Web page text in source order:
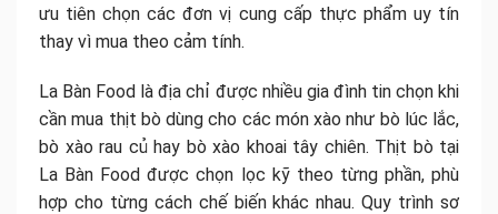
ưu tiên chọn các đơn vị cung cấp thực phẩm uy tín
thay vì mua theo cảm tính.
La Bàn Food là địa chỉ được nhiều gia đình tin chọn khi
cần mua thịt bò dùng cho các món xào như bò lúc lắc,
bò xào rau củ hay bò xào khoai tây chiên. Thịt bò tại
La Bàn Food được chọn lọc kỹ theo từng phần, phù
hợp cho từng cách chế biến khác nhau. Quy trình sơ